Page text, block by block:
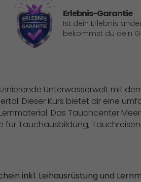
Erlebnis-Garantie
Ist dein Erlebnis
bekommst du dein
Unterwasserwelt mit
Dieser Kurs bietet dir eine
Das Tauchcenter
für Tauchausbildung,
inkl. Leihausrüstung und